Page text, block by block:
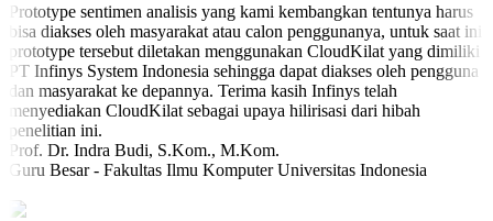
Prototype sentimen analisis yang kami kembangkan tentunya harus
bisa diakses oleh masyarakat atau calon penggunanya, untuk saat ini
prototype tersebut diletakan menggunakan CloudKilat yang dimiliki
PT Infinys System Indonesia sehingga dapat diakses oleh pengguna
dan masyarakat ke depannya. Terima kasih Infinys telah
menyediakan CloudKilat sebagai upaya hilirisasi dari hibah
penelitian ini.
Prof. Dr. Indra Budi, S.Kom., M.Kom.
Guru Besar - Fakultas Ilmu Komputer Universitas Indonesia